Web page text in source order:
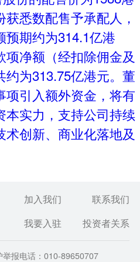
悉数配售予承配人，
预期约为314.1亿港
净额（经扣除佣金及
为313.75亿港元。董
引入额外资金，将有
本实力，支持公司持续
创新、商业化落地及
加入我们
联系我们
我要入驻 投资者关系
报电话：010-89650707